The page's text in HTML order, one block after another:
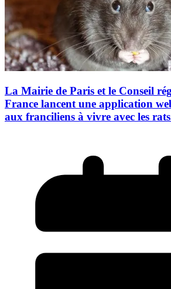
La Mairie de Paris et le Conseil
France lancent une application
aux franciliens à vivre avec les